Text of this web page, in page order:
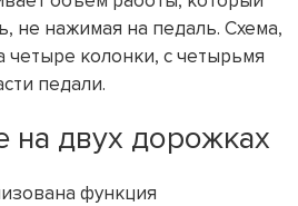
не нажимая на педаль. Схема,
четыре колонки, с четырьмя
педали.
на двух дорожках
функция